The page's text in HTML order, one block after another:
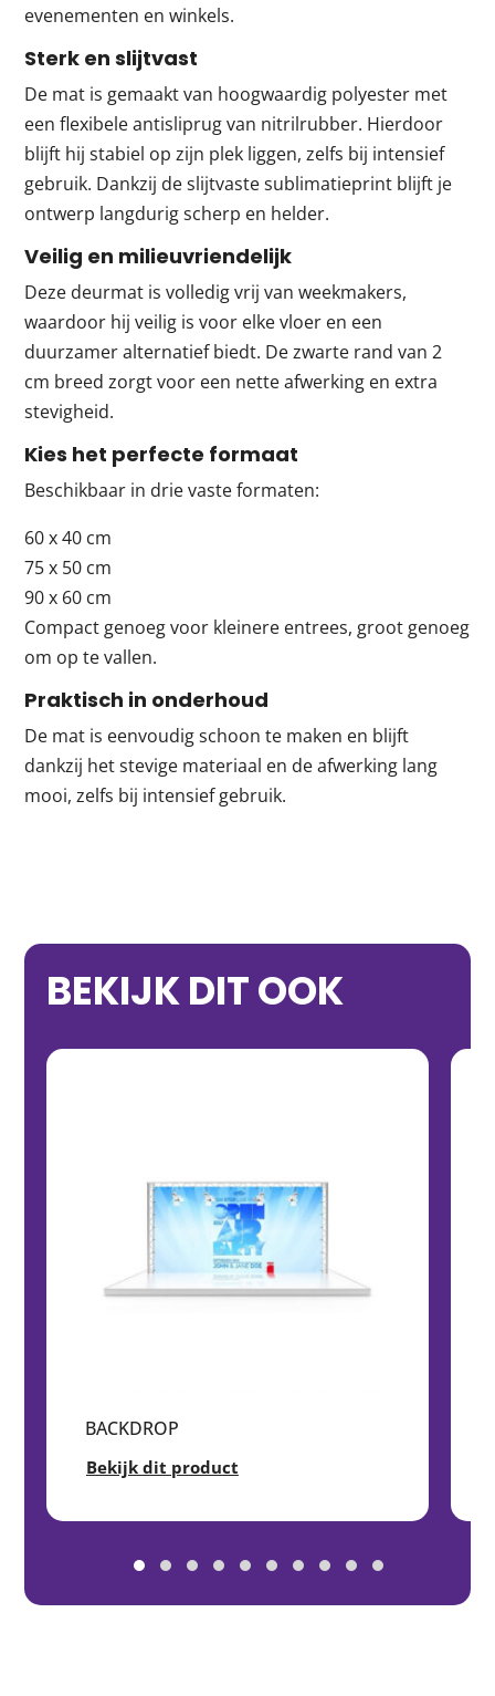
evenementen en winkels.
Sterk en slijtvast
De mat is gemaakt van hoogwaardig polyester met
een flexibele antisliprug van nitrilrubber. Hierdoor
blijft hij stabiel op zijn plek liggen, zelfs bij intensief
gebruik. Dankzij de slijtvaste sublimatieprint blijft je
ontwerp langdurig scherp en helder.
Veilig en milieuvriendelijk
Deze deurmat is volledig vrij van weekmakers,
waardoor hij veilig is voor elke vloer en een
duurzamer alternatief biedt. De zwarte rand van 2
cm breed zorgt voor een nette afwerking en extra
stevigheid.
Kies het perfecte formaat
Beschikbaar in drie vaste formaten:
60 x 40 cm
75 x 50 cm
90 x 60 cm
Compact genoeg voor kleinere entrees, groot genoeg
om op te vallen.
Praktisch in onderhoud
De mat is eenvoudig schoon te maken en blijft
dankzij het stevige materiaal en de afwerking lang
mooi, zelfs bij intensief gebruik.
BEKIJK DIT OOK
BACKDROP
Bekijk dit product